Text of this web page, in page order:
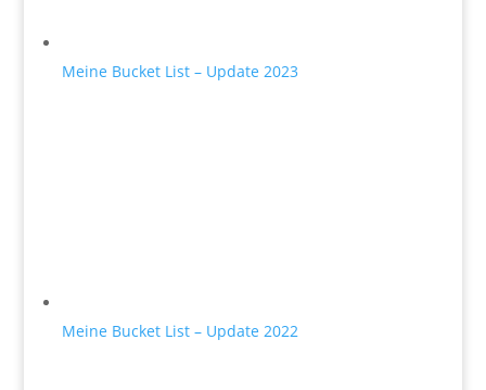
Meine Bucket List – Update 2023
Meine Bucket List – Update 2022